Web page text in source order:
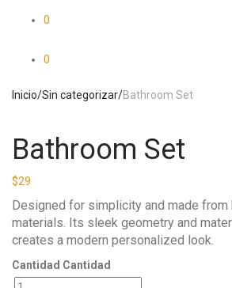
0
0
Inicio/Sin categorizar/Bathroom Set
Bathroom Set
$29
Designed for simplicity and made from
materials. Its sleek geometry and
creates a modern personalized look.
Cantidad Cantidad